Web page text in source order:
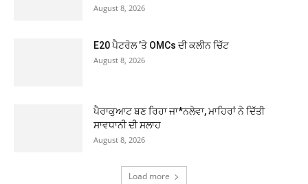
August 8, 2026
E20 ਪੈਟਰੋਲ ’ਤੇ OMCs ਦੀ ਕਲੀਨ ਚਿੱਟ
August 8, 2026
ਪੈਰਾਕੁਆਟ ਬਣ ਰਿਹਾ ਜਾ*ਨਲੇਵਾ, ਮਾਹਿਰਾਂ ਨੇ ਦਿੱਤੀ
ਸਾਵਧਾਨੀ ਦੀ ਸਲਾਹ
August 8, 2026
Load more